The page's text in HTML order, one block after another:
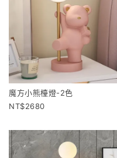
魔方小熊檯燈-2色
2680